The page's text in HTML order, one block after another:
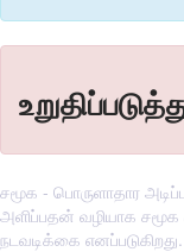
சமூக - பொருளாதார
அளிப்பதன் வழியாக சமூக
நடவடிக்கை எனப்படுகிறது.